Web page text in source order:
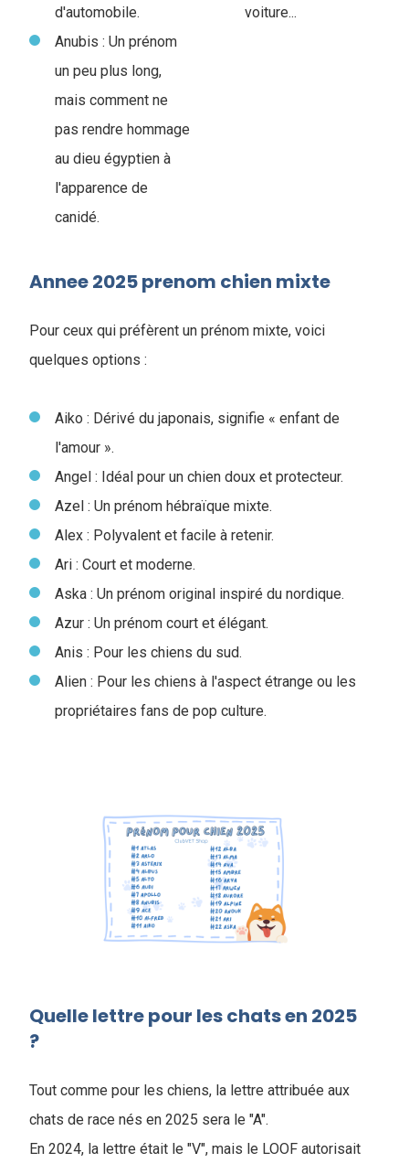
d'automobile.
Anubis : Un prénom
un peu plus long,
mais comment ne
pas rendre hommage
au dieu égyptien à
l'apparence de
canidé.
voiture...
Annee 2025 prenom chien mixte
Pour ceux qui préfèrent un prénom mixte, voici
quelques options :
Aiko : Dérivé du japonais, signifie « enfant de
l'amour ».
Angel : Idéal pour un chien doux et protecteur.
Azel : Un prénom hébraïque mixte.
Alex : Polyvalent et facile à retenir.
Ari : Court et moderne.
Aska : Un prénom original inspiré du nordique.
Azur : Un prénom court et élégant.
Anis : Pour les chiens du sud.
Alien : Pour les chiens à l'aspect étrange ou les
propriétaires fans de pop culture.
Quelle lettre pour les chats en 2025
?
Tout comme pour les chiens, la lettre attribuée aux
chats de race nés en 2025 sera le "A".
En 2024, la lettre était le "V", mais le LOOF autorisait